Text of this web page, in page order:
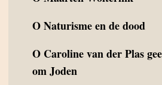
ONaturisme en de dood
O Caroline van der Plas
om Joden